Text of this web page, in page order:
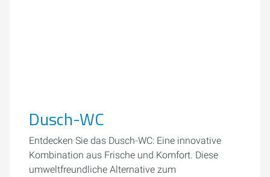
Dusch-WC
Entdecken Sie das Dusch-WC: Eine innovative
Kombination aus Frische und Komfort. Diese
umweltfreundliche Alternative zum